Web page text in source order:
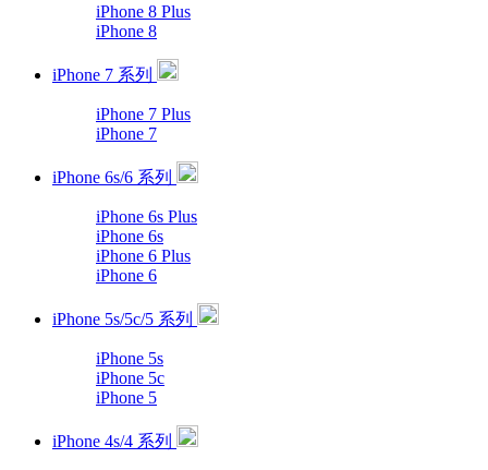
iPhone 8 Plus
iPhone 8
iPhone 7 系列
iPhone 7 Plus
iPhone 7
iPhone 6s/6 系列
iPhone 6s Plus
iPhone 6s
iPhone 6 Plus
iPhone 6
iPhone 5s/5c/5 系列
iPhone 5s
iPhone 5c
iPhone 5
iPhone 4s/4 系列